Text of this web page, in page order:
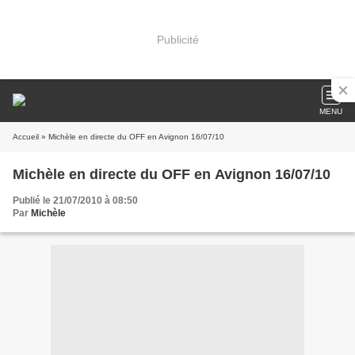
Publicité
MENU
Accueil » Michèle en directe du OFF en Avignon 16/07/10
Michèle en directe du OFF en Avignon 16/07/10
Publié le 21/07/2010 à 08:50
Par Michèle